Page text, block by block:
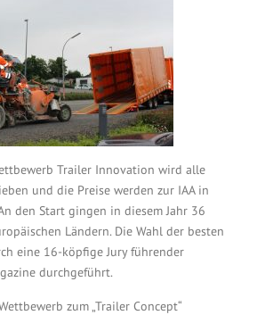
Trailer Innovation wird alle
und die Preise werden zur IAA in
den Start gingen in diesem Jahr 36
Ländern. Die Wahl der besten
eine 16-köpfige Jury führender
durchgeführt.
zum „Trailer Concept“